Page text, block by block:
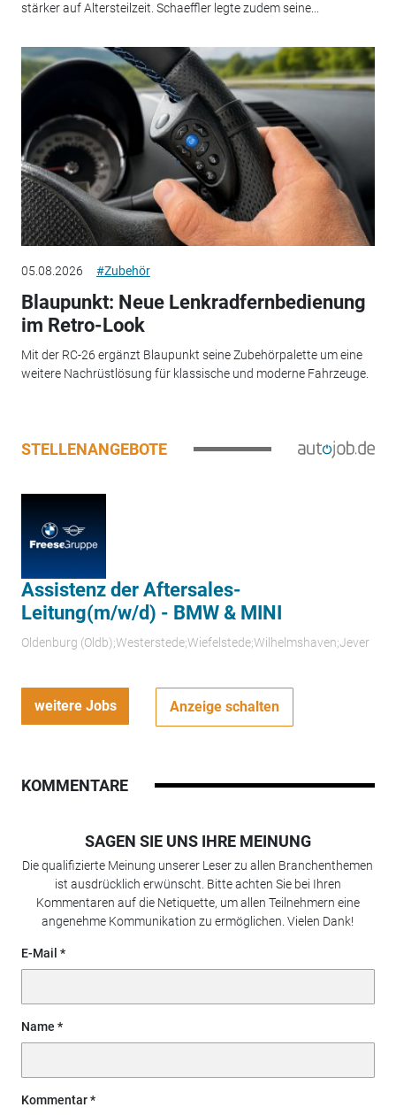
stärker auf Altersteilzeit. Schaeffler legte zudem seine...
05.08.2026 #Zubehör
Blaupunkt: Neue Lenkradfernbedienung
im Retro-Look
Mit der RC-26 ergänzt Blaupunkt seine Zubehörpalette um eine
weitere Nachrüstlösung für klassische und moderne Fahrzeuge.
STELLENANGEBOTE
Assistenz der Aftersales-
Leitung(m/w/d) - BMW & MINI
Oldenburg (Oldb);Westerstede;Wiefelstede;Wilhelmshaven;Jever
weitere Jobs Anzeige schalten
KOMMENTARE
SAGEN SIE UNS IHRE MEINUNG
Die qualifizierte Meinung unserer Leser zu allen Branchenthemen
ist ausdrücklich erwünscht. Bitte achten Sie bei Ihren
Kommentaren auf die Netiquette, um allen Teilnehmern eine
angenehme Kommunikation zu ermöglichen. Vielen Dank!
E-Mail
Name
Kommentar